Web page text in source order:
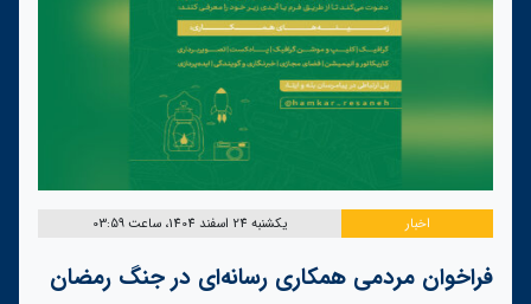
اخبار یکشنبه 24 اسفند 1404، ساعت 03:59
فراخوان مردمی همکاری رسانه‌ای در جنگ رمضان